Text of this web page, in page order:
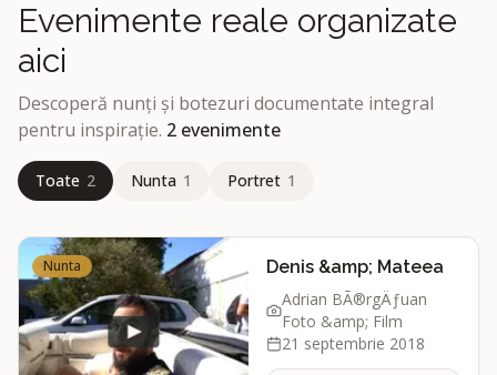
Evenimente reale organizate
aici
Descoperă nunți și botezuri documentate integral
pentru inspirație. 2 evenimente
Toate 2 Nunta 1 Portret 1
Nunta
Denis &amp; Mateea
Adrian BÃ®rgÄƒuan
Foto &amp; Film
21 septembrie 2018